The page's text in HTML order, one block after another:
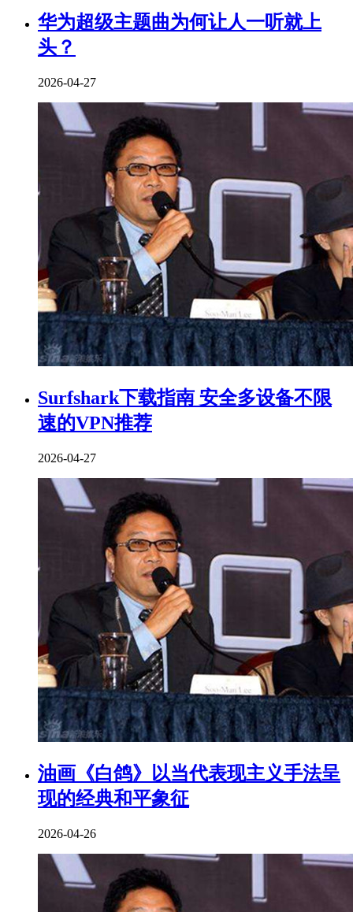
华为超级主题曲为何让人一听就上
头？
2026-04-27
Surfshark下载指南 安全多设备不限
速的VPN推荐
2026-04-27
油画《白鸽》以当代表现主义手法呈
现的经典和平象征
2026-04-26